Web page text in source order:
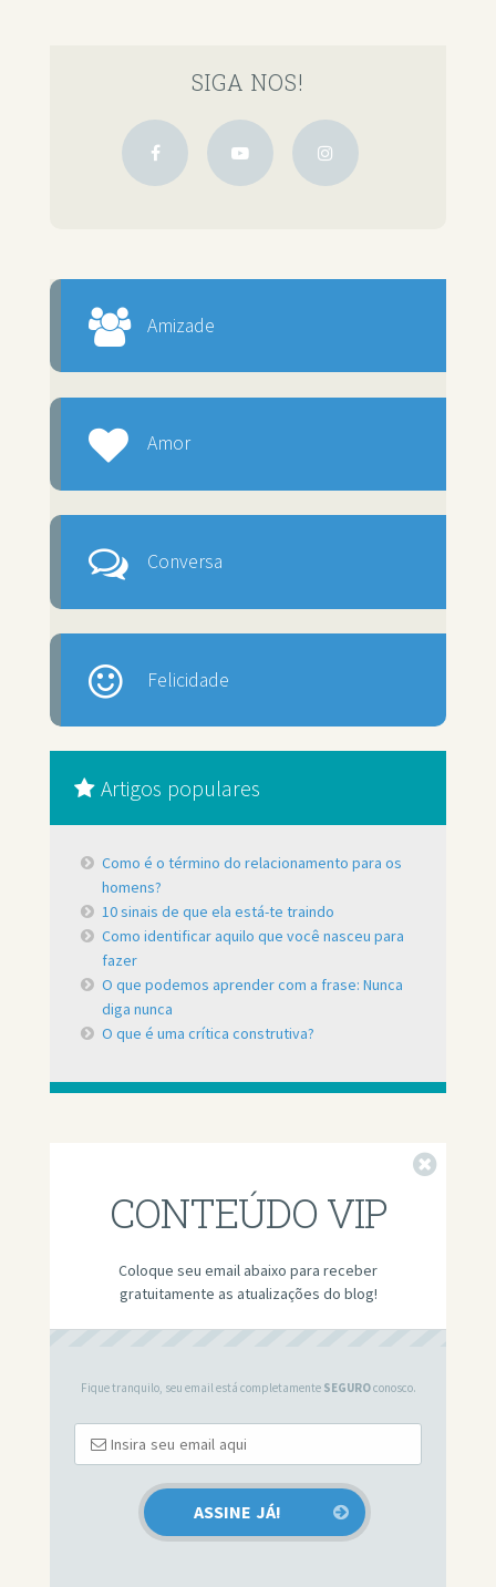
SIGA NOS!
Amizade
Amor
Conversa
Felicidade
Artigos populares
Como é o término do relacionamento para os
homens?
10 sinais de que ela está-te traindo
Como identificar aquilo que você nasceu para
fazer
O que podemos aprender com a frase: Nunca
diga nunca
O que é uma crítica construtiva?
CONTEÚDO VIP
Coloque seu email abaixo para receber
gratuitamente as atualizações do blog!
Fique tranquilo, seu email está completamente SEGUROconosco.